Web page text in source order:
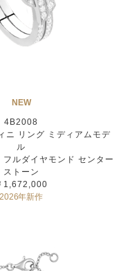
NEW
4B2008
ニ リング ミディアムモデ
ル
ルダイヤモンド センター
ストーン
1,672,000
2026年新作